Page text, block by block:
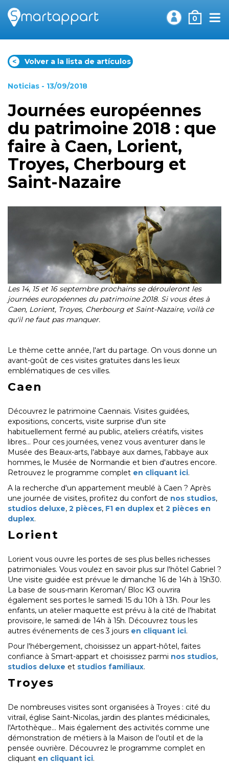
0
< Volver a la lista de artículos
Noticias - 13/09/2018
Journées européennes
du patrimoine 2018 : que
faire à Caen, Lorient,
Troyes, Cherbourg et
Saint-Nazaire
Les 14, 15 et 16 septembre prochains se dérouleront les
journées européennes du patrimoine 2018. Si vous êtes à
Caen, Lorient, Troyes, Cherbourg et Saint-Nazaire, voilà ce
qu'il ne faut pas manquer.
Le thème cette année, l'art du partage. On vous donne un
avant-goût de ces visites gratuites dans les lieux
emblématiques de ces villes.
Caen
Découvrez le patrimoine Caennais. Visites guidées,
expositions, concerts, visite surprise d'un site
habituellement fermé au public, ateliers créatifs, visites
libres... Pour ces journées, venez vous aventurer dans le
Musée des Beaux-arts, l'abbaye aux dames, l'abbaye aux
hommes, le Musée de Normandie et bien d'autres encore.
Retrouvez le programme complet en cliquant ici.
A la recherche d'un appartement meublé à Caen ? Après
une journée de visites, profitez du confort de nos studios,
studios deluxe, 2 pièces, F1 en duplex et 2 pièces en
duplex.
Lorient
Lorient vous ouvre les portes de ses plus belles richesses
patrimoniales. Vous voulez en savoir plus sur l'hôtel Gabriel ?
Une visite guidée est prévue le dimanche 16 de 14h à 15h30.
La base de sous-marin Keroman/ Bloc K3 ouvrira
également ses portes le samedi 15 du 10h à 13h. Pour les
enfants, un atelier maquette est prévu à la cité de l'habitat
provisoire, le samedi de 14h à 15h. Découvrez tous les
autres événements de ces 3 jours en cliquant ici.
Pour l'hébergement, choisissez un appart-hôtel, faites
confiance à Smart-appart et choisissez parmi nos studios,
studios deluxe et studios familiaux.
Troyes
De nombreuses visites sont organisées à Troyes : cité du
vitrail, église Saint-Nicolas, jardin des plantes médicinales,
l'Artothèque... Mais également des activités comme une
démonstration de métiers à la Maison de l'outil et de la
pensée ouvrière. Découvrez le programme complet en
cliquant en cliquant ici.